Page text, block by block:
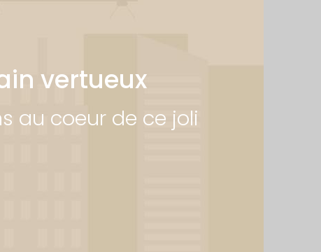
vertueux
au coeur de ce joli